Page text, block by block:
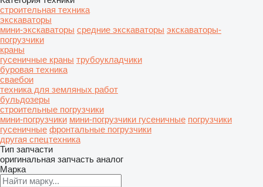
строительная техника
экскаваторы
мини-экскаваторы средние экскаваторы экскаваторы-
погрузчики
краны
гусеничные краны трубоукладчики
буровая техника
сваебои
техника для земляных работ
бульдозеры
строительные погрузчики
мини-погрузчики мини-погрузчики гусеничные погрузчики
гусеничные фронтальные погрузчики
другая спецтехника
Тип запчасти
оригинальная запчасть аналог
Марка